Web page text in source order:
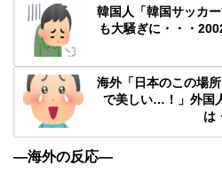
韓国人「韓国サッカ
も大騒ぎに・・・
海外「日本のこの場
で美しい…！」外国
は
―海外の反応―